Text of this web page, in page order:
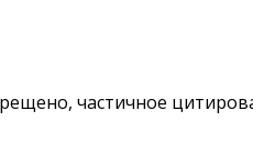
частичное